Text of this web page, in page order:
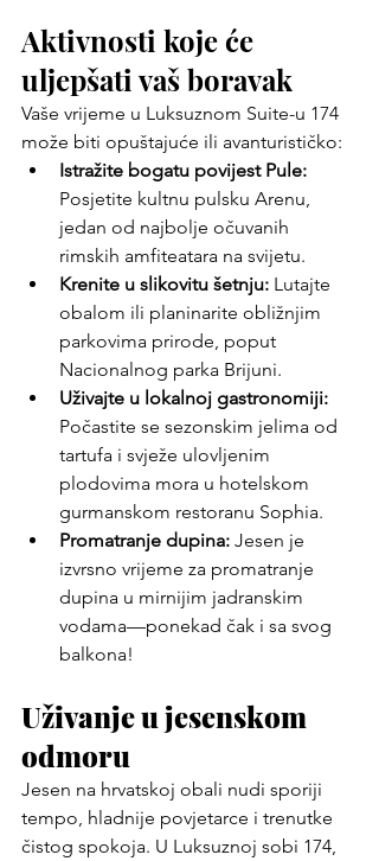
Aktivnosti koje će
uljepšati vaš boravak
Vaše vrijeme u Luksuznom Suite-u 174
može biti opuštajuće ili avanturističko:
Istražite bogatu povijest Pule:
Posjetite kultnu pulsku Arenu,
jedan od najbolje očuvanih
rimskih amfiteatara na svijetu.
Krenite u slikovitu šetnju: Lutajte
obalom ili planinarite obližnjim
parkovima prirode, poput
Nacionalnog parka Brijuni.
Uživajte u lokalnoj gastronomiji:
Počastite se sezonskim jelima od
tartufa i svježe ulovljenim
plodovima mora u hotelskom
gurmanskom restoranu Sophia.
Promatranje dupina: Jesen je
izvrsno vrijeme za promatranje
dupina u mirnijim jadranskim
vodama—ponekad čak i sa svog
balkona!
Uživanje u jesenskom
odmoru
Jesen na hrvatskoj obali nudi sporiji
tempo, hladnije povjetarce i trenutke
čistog spokoja. U Luksuznoj sobi 174,